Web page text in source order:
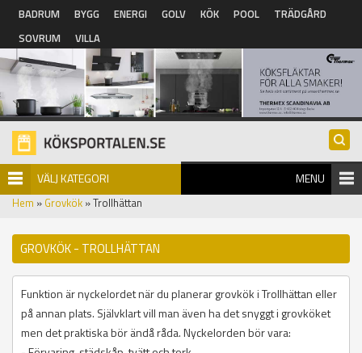
Hoppa till huvudinnehåll
BADRUM BYGG ENERGI GOLV KÖK POOL
TRÄDGÅRD
SOVRUM
VILLA
VÄLJ KATEGORI MENU
Hem » Grovkök » Trollhättan
GROVKÖK - TROLLHÄTTAN
Funktion är nyckelordet när du planerar grovkök i Trollhättan eller
på annan plats. Självklart vill man även ha det snyggt i grovköket
men det praktiska bör ändå råda. Nyckelorden bör vara: